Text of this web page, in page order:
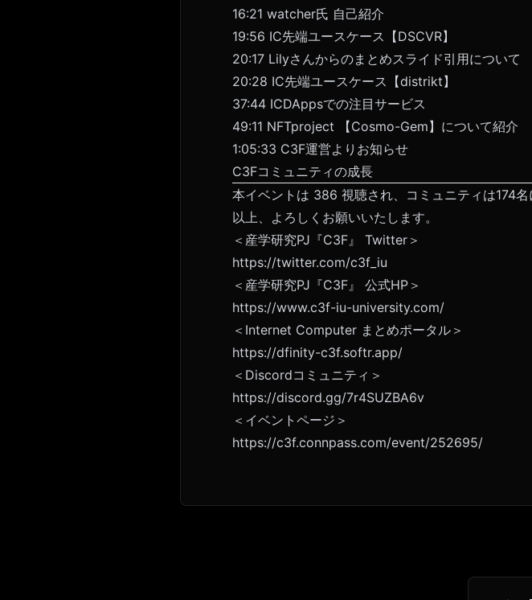
16:21 watcher氏 自己紹介
19:56 IC先端ユースケース【DSCVR】
20:17 Lilyさんからのまとめスライド引用について
20:28 IC先端ユースケース【distrikt】
37:44 ICDAppsでの注目サービス
49:11 NFTproject 【Cosmo-Gem】について紹介
1:05:33 C3F運営よりお知らせ
C3Fコミュニティの成長
本イベントは 386 視聴され、コミュニティは174名
以上、よろしくお願いいたします。
＜産学研究PJ『C3F』 Twitter＞
https://twitter.com/c3f_iu
＜産学研究PJ『C3F』 公式HP＞
https://www.c3f-iu-university.com/
＜Internet Computer まとめポータル＞
https://dfinity-c3f.softr.app/
＜Discordコミュニティ＞
https://discord.gg/7r4SUZBA6v
＜イベントページ＞
https://c3f.connpass.com/event/252695/